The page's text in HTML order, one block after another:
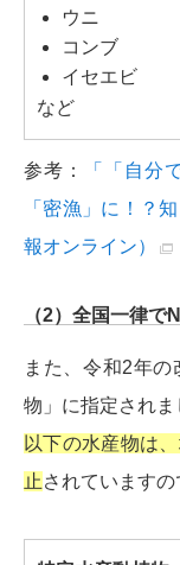
ウニ
コンブ
イセエビ
など
参考：
「「自分
「密漁」に！？
報オンライン）
（2）全国一律
また、令和2年
物」に指定されま
以下の水産物は
止 されていますの